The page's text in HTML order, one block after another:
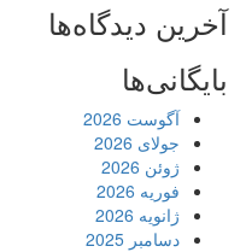
آخرین دیدگاه‌ها
بایگانی‌ها
آگوست 2026
جولای 2026
ژوئن 2026
فوریه 2026
ژانویه 2026
دسامبر 2025